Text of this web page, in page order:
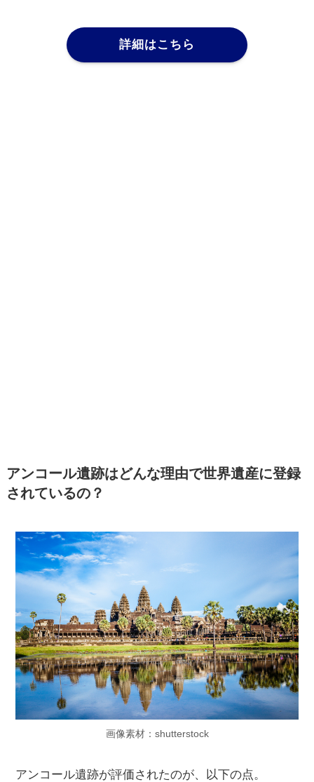
詳細はこちら
アンコール遺跡はどんな理由で世界遺産に登録
されているの？
画像素材：shutterstock
アンコール遺跡が評価されたのが、以下の点。